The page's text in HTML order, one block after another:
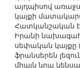
այդպիսով
կայքի
Հատկանշական
Իրանի
սեփական կայքը
ֆրանսերեն
միայն նրա